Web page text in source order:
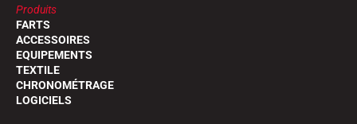
Produits
FARTS
ACCESSOIRES
EQUIPEMENTS
TEXTILE
CHRONOMÉTRAGE
LOGICIELS